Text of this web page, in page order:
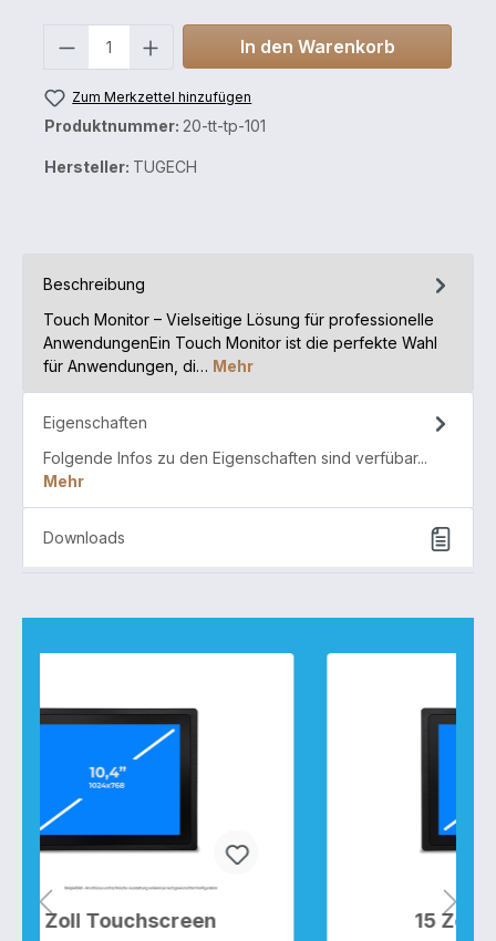
In den Warenkorb
Zum Merkzettel hinzufügen
Produktnummer: 20-tt-tp-101
Hersteller: TUGECH
Beschreibung
Touch Monitor – Vielseitige Lösung für professionelle
AnwendungenEin Touch Monitor ist die perfekte Wahl
für Anwendungen, di… Mehr
Eigenschaften
Folgende Infos zu den Eigenschaften sind verfübar...
Mehr
Downloads
15 Zoll Touchscreen